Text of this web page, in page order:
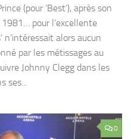
(pour ‘Best’), après son
pour l’excellente
n’intéressait alors aucun
par les métissages au
Johnny Clegg dans les
ses...
0